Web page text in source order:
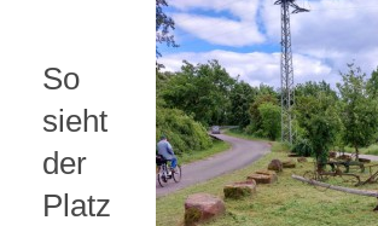
So
sieht
der
Platz